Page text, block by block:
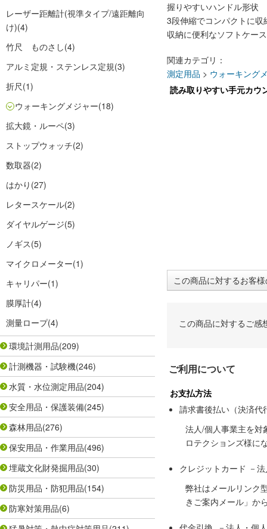
レーザー距離計(視準タイプ/遠距離向
け)(4)
竹尺 ものさし(4)
アルミ定規・ステンレス定規(3)
折尺(1)
ウォーキングメジャー(18)
拡大鏡・ルーペ(3)
ストップウォッチ(2)
数取器(2)
はかり (27)
レタースケール(2)
ダイヤルゲージ(5)
ノギス(5)
マイクロメーター(1)
キャリパー(1)
膜厚計(4)
測量ロープ(4)
環境計測用品(209)
計測機器・試験機(246)
水質・水位測定用品(204)
安全用品・保護装備(245)
森林用品(276)
保安用品・作業用品(496)
埋蔵文化財発掘用品(30)
防災用品・防犯用品(154)
防寒対策用品(6)
握りやすいハンドル形状
3段伸縮でコンパクトに収
収納に便利なソフトケー
関連カテゴリ：
測定用品 > ウォーキング
読み取りやすい手元カウ
この商品に対するお客
この商品に対するご感
ご利用について
お支払方法
請求書後払い（決済代
法人/個人事業主を対
ロテクションズ様に
クレジットカード －
弊社はメールリンク
きご案内メール」か